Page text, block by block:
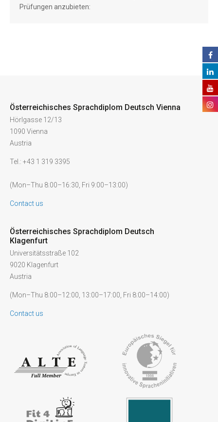
Prüfungen anzubieten:
Österreichisches Sprachdiplom Deutsch Vienna
Hörlgasse 12/13
1090 Vienna
Austria
Tel.: +43 1 319 3395
(Mon–Thu 8:00–16:30, Fri 9:00–13:00)
Contact us
Österreichisches Sprachdiplom Deutsch
Klagenfurt
Universitätsstraße 102
9020 Klagenfurt
Austria
(Mon–Thu 8:00–12:00, 13:00–17:00, Fri 8:00–14:00)
Contact us